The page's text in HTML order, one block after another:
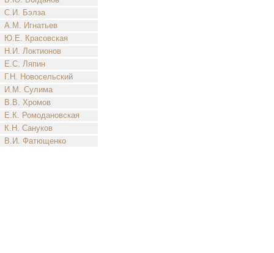
С.И. Бэлза
А.М. Игнатьев
Ю.Е. Красовская
Н.И. Локтионов
Е.С. Ляпин
Г.Н. Новосельский
И.М. Сулима
В.В. Хромов
Е.К. Ромодановская
К.Н. Сануков
В.И. Фатющенко